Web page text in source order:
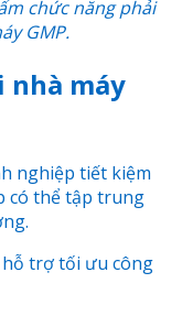
chức năng phải
GMP.
nhà máy
nghiệp tiết kiệm
có thể tập trung
hỗ trợ tối ưu công